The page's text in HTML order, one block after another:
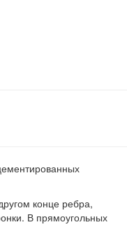
конце ребра,
В прямоугольных